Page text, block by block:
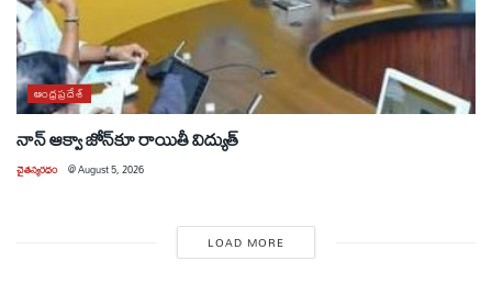
ఆంధ్రప్రదేశ్
నాన్ ఆక్వా జోన్‌కూ రాయితీ విద్యుత్
చైతన్యరధం @August 5, 2026
LOAD MORE